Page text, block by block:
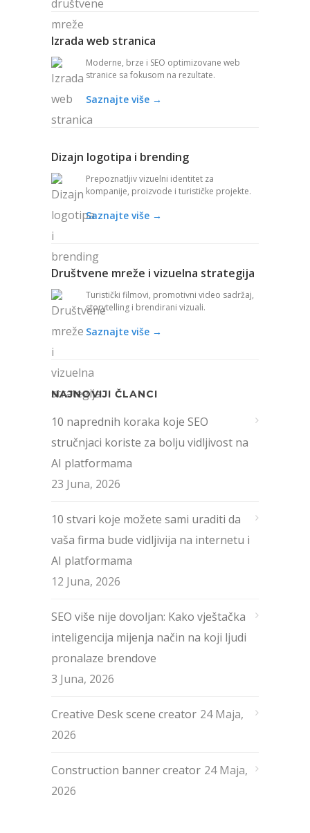
Izrada web stranica
Moderne, brze i SEO optimizovane web
stranice sa fokusom na rezultate.
Saznajte više →
Dizajn logotipa i brending
Prepoznatljiv vizuelni identitet za
kompanije, proizvode i turističke projekte.
Saznajte više →
Društvene mreže i vizuelna strategija
Turistički filmovi, promotivni video sadržaj,
storytelling i brendirani vizuali.
Saznajte više →
NAJNOVIJI ČLANCI
10 naprednih koraka koje SEO
stručnjaci koriste za bolju vidljivost na
AI platformama
23 Juna, 2026
10 stvari koje možete sami uraditi da
vaša firma bude vidljivija na internetu i
AI platformama
12 Juna, 2026
SEO više nije dovoljan: Kako vještačka
inteligencija mijenja način na koji ljudi
pronalaze brendove
3 Juna, 2026
Creative Desk scene creator 24 Maja,
2026
Construction banner creator 24 Maja,
2026